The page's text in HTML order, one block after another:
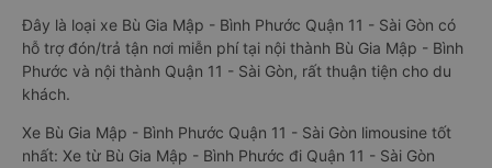
Đây là loại xe Bù Gia Mập - Bình Phước Quận 11 - Sài Gòn có
hỗ trợ đón/trả tận nơi miễn phí tại nội thành Bù Gia Mập - Bình
Phước và nội thành Quận 11 - Sài Gòn, rất thuận tiện cho du
khách.
Xe Bù Gia Mập - Bình Phước Quận 11 - Sài Gòn limousine tốt
nhất: Xe từ Bù Gia Mập - Bình Phước đi Quận 11 - Sài Gòn